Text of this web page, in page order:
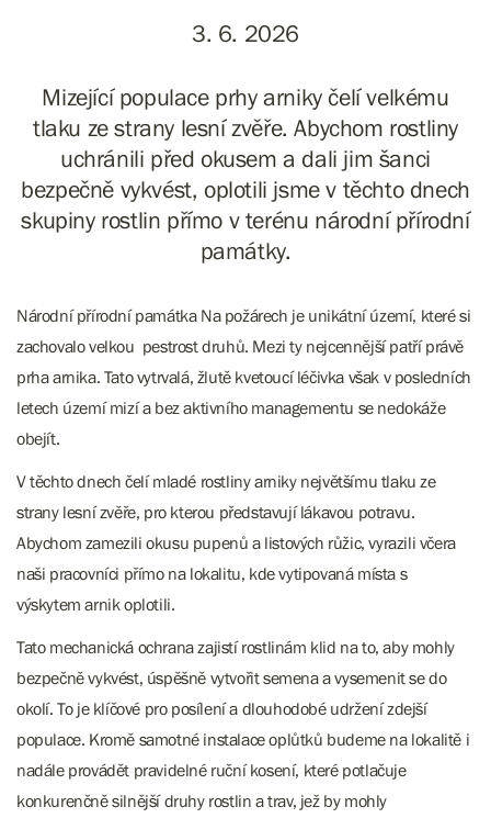
3. 6. 2026
Mizející populace prhy arniky čelí velkému
tlaku ze strany lesní zvěře. Abychom rostliny
uchránili před okusem a dali jim šanci
bezpečně vykvést, oplotili jsme v těchto dnech
skupiny rostlin přímo v terénu národní přírodní
památky.
Národní přírodní památka Na požárech je unikátní území, které si
zachovalo velkou pestrost druhů. Mezi ty nejcennější patří právě
prha arnika. Tato vytrvalá, žlutě kvetoucí léčivka však v posledních
letech území mizí a bez aktivního managementu se nedokáže
obejít.
V těchto dnech čelí mladé rostliny arniky největšímu tlaku ze
strany lesní zvěře, pro kterou představují lákavou potravu.
Abychom zamezili okusu pupenů a listových růžic, vyrazili včera
naši pracovníci přímo na lokalitu, kde vytipovaná místa s
výskytem arnik oplotili.
Tato mechanická ochrana zajistí rostlinám klid na to, aby mohly
bezpečně vykvést, úspěšně vytvořit semena a vysemenit se do
okolí. To je klíčové pro posílení a dlouhodobé udržení zdejší
populace. Kromě samotné instalace oplůtků budeme na lokalitě i
nadále provádět pravidelné ruční kosení, které potlačuje
konkurenčně silnější druhy rostlin a trav, jež by mohly